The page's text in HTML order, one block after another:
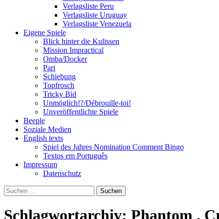
Verlagsliste Peru
Verlagsliste Uruguay
Verlagsliste Venezuela
Eigene Spiele
Blick hinter die Kulissen
Mission Impractical
Omba/Docker
Pari
Schiebung
Topfrosch
Tricky Bid
Unmöglich!?/Débrouille-toi!
Unveröffentlichte Spiele
Beeple
Soziale Medien
English texts
Spiel des Jahres Nomination Comment Bingo
Textos em Português
Impressum
Datenschutz
Suchen
nach:
Schlagwortarchiv: Phantom .